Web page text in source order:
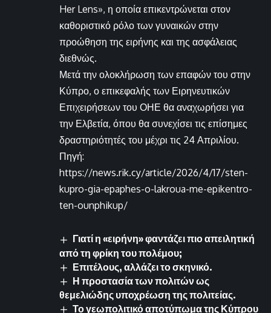
Her Lens», η οποία επικεντρώνεται στον
καθοριστικό ρόλο των γυναικών στην
προώθηση της ειρήνης και της ασφάλειας
διεθνώς.
Μετά την ολοκλήρωση των επαφών του στην
Κύπρο, ο επικεφαλής των Ειρηνευτικών
Επιχειρήσεων του ΟΗΕ θα αναχωρήσει για
την Ελβετία, όπου θα συνεχίσει τις επίσημες
δραστηριότητές του μέχρι τις 24 Απριλίου.
Πηγή:
https://news.rik.cy/article/2026/4/17/sten-
kupro-gia-epaphes-o-lakroua-me-epikentro-
ten-ounphikup/
Γιατί η «ειρήνη» φαντάζει πιο απειλητική
από τη φρίκη του πολέμου;
Επιτέλους, αλλάζει το σκηνικό.
Η προστασία των πολιτών ως
θεμελιώδης υποχρέωση της πολιτείας.
Το γεωπολιτικό αποτύπωμα της Κύπρου